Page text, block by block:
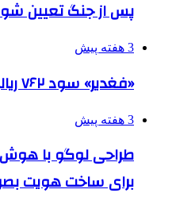
پس از جنگ تعیین
3 هفته پیش
«فغدیر» سود ۷۶۲ ریالی تقسیم کرد
3 هفته پیش
طراحی لوگو با
برای ساخت هویت